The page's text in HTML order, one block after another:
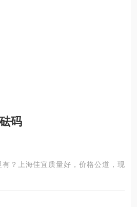
码
有？上海佳宜质量好，价格公道，现